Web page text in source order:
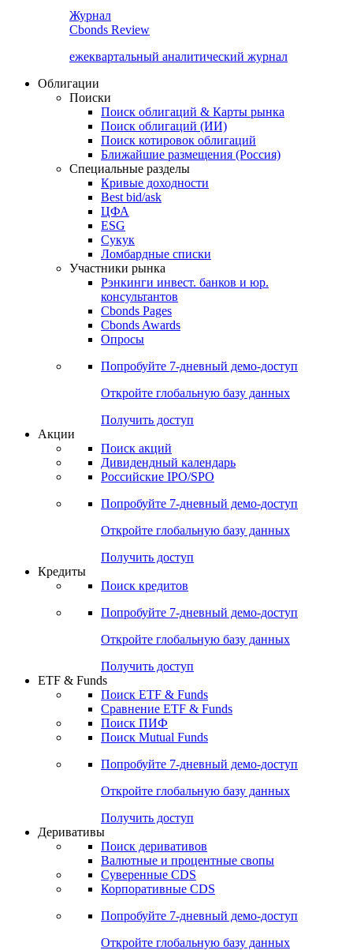
Журнал
Cbonds Review
ежеквартальный аналитический журнал
Облигации
Поиски
Поиск облигаций & Карты рынка
Поиск облигаций (ИИ)
Поиск котировок облигаций
Ближайшие размещения (Россия)
Специальные разделы
Кривые доходности
Best bid/ask
ЦФА
ESG
Сукук
Ломбардные списки
Участники рынка
Рэнкинги инвест. банков и юр.
консультантов
Cbonds Pages
Cbonds Awards
Опросы
Попробуйте 7-дневный демо-доступ
Откройте глобальную базу данных
Получить доступ
Акции
Поиск акций
Дивидендный календарь
Российские IPO/SPO
Попробуйте 7-дневный демо-доступ
Откройте глобальную базу данных
Получить доступ
Кредиты
Поиск кредитов
Попробуйте 7-дневный демо-доступ
Откройте глобальную базу данных
Получить доступ
ETF & Funds
Поиск ETF & Funds
Сравнение ETF & Funds
Поиск ПИФ
Поиск Mutual Funds
Попробуйте 7-дневный демо-доступ
Откройте глобальную базу данных
Получить доступ
Деривативы
Поиск деривативов
Валютные и процентные свопы
Суверенные CDS
Корпоративные CDS
Попробуйте 7-дневный демо-доступ
Откройте глобальную базу данных